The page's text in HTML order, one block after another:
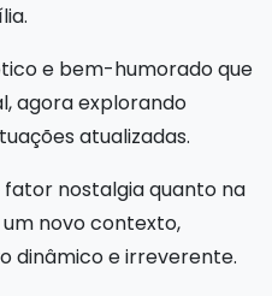
e bem-humorado que
agora explorando
atualizadas.
nostalgia quanto na
novo contexto,
dinâmico e irreverente.